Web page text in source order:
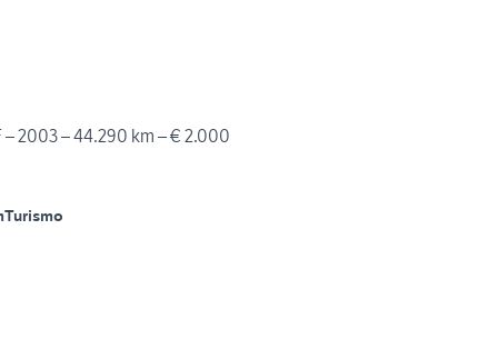
2003 – 44.290 km – € 2.000
Turismo